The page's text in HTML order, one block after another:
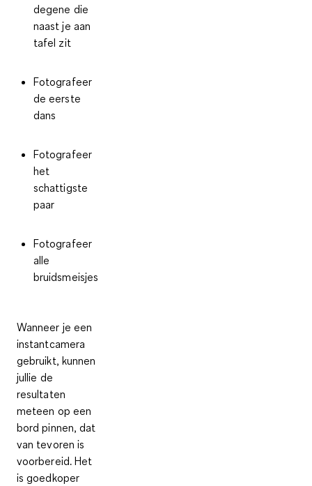
degene die
naast je aan
tafel zit
Fotografeer
de eerste
dans
Fotografeer
het
schattigste
paar
Fotografeer
alle
bruidsmeisjes
Wanneer je een
instantcamera
gebruikt, kunnen
jullie de
resultaten
meteen op een
bord pinnen, dat
van tevoren is
voorbereid. Het
is goedkoper